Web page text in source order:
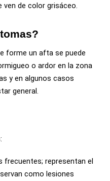
ven de color grisáceo.
forme un afta se puede
o ardor en la zona
y en algunos casos
general.
frecuentes; representan el
como lesiones